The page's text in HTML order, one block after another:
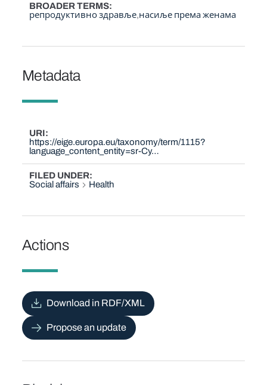
BROADER TERMS
репродуктивно здравље насиље према женама
Metadata
URI
https://eige.europa.eu/taxonomy/term/1115?
language_content_entity=sr-Cy…
FILED UNDER
Social affairs
Health
Actions
Download in RDF/XML
Propose an update